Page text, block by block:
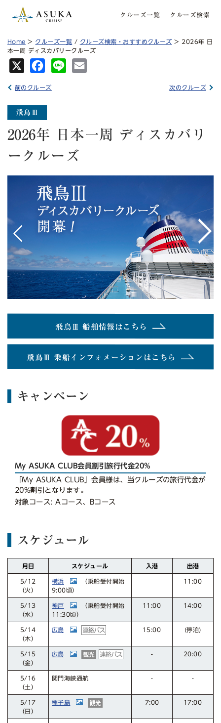
クルーズ一覧 クルーズ検索
Home > クルーズ一覧 / クルーズ検索・おすすめクルーズ > 2026年 日
本一周 ディスカバリークルーズ
Fa
Lin
前のクルーズ 次のクルーズ
2026年 日本一周 ディスカバリ
ークルーズ
< >
飛鳥Ⅲ 船舶情報はこちら
飛鳥Ⅲ 乗船インフォメーションはこちら
キャンペーン
My ASUKA CLUB会員割引旅行代金20%
「My ASUKA CLUB」会員様は、当クルーズの旅行代金が
20%割引となります。
対象コース: Aコース、Bコース
スケジュール
月日 スケジュール 入港 出港
5/12
（火）
横浜 （乗船受付開始
9:00頃）
11:00
5/13
（水）
神戸 （乗船受付開始
11:30頃）
11:00 14:00
5/14
（木）
広島 15:00 (停泊)
5/15
（金）
広島 - 20:00
5/16
（土）
関門海峡通航 - -
5/17
（日）
種子島 7:00 17:00